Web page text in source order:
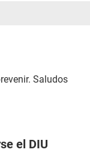
Saludos
el DIU